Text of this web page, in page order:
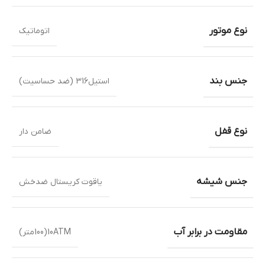
نوع موتور اتوماتیک
جنس بند استیل316 (ضد حساسیت)
نوع قفل ضامن دار
جنس شیشه یاقوت کریستال ضدخش
مقاومت در برابر آب 10ATM(100متر)